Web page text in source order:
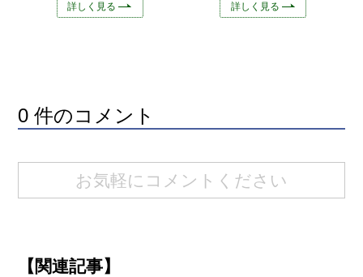
詳しく見る 詳しく見る
0 件のコメント
お気軽にコメントください
【関連記事】